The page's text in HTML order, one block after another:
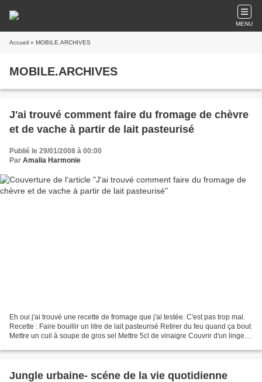
MENU
Accueil » MOBILE.ARCHIVES
MOBILE.ARCHIVES
J'ai trouvé comment faire du fromage de chèvre
et de vache à partir de lait pasteurisé
Publié le 29/01/2008 à 00:00
Par Amalia Harmonie
Eh oui j'ai trouvé une recette de fromage que j'ai testée. C'est pas trop mal.
Recette : Faire bouillir un litre de lait pasteurisé Retirer du feu quand ça bout
Mettre un cuil à soupe de gros sel Mettre 5cl de vinaigre Couvrir d'un linge et
Jungle urbaine- scéne de la vie quotidienne